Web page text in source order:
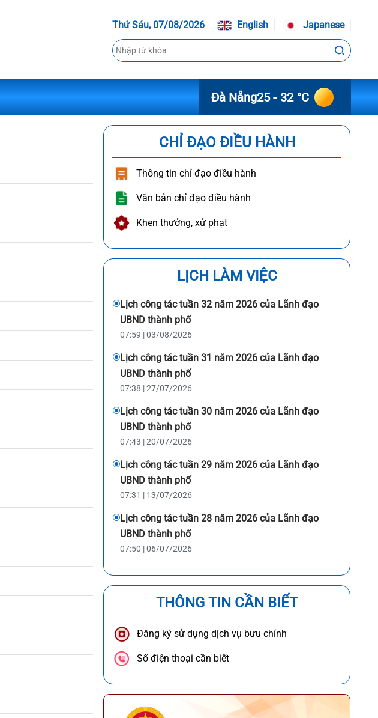
Thứ Sáu, 07/08/2026 English Japanese
Đà Nẵng25 - 32 °C
CHỈ ĐẠO ĐIỀU HÀNH
Thông tin chỉ đạo điều hành
Văn bản chỉ đạo điều hành
Khen thưởng, xử phạt
LỊCH LÀM VIỆC
Lịch công tác tuần 32 năm 2026 của Lãnh đạo
UBND thành phố
07:59 | 03/08/2026
Lịch công tác tuần 31 năm 2026 của Lãnh đạo
UBND thành phố
07:38 | 27/07/2026
Lịch công tác tuần 30 năm 2026 của Lãnh đạo
UBND thành phố
07:43 | 20/07/2026
Lịch công tác tuần 29 năm 2026 của Lãnh đạo
UBND thành phố
07:31 | 13/07/2026
Lịch công tác tuần 28 năm 2026 của Lãnh đạo
UBND thành phố
07:50 | 06/07/2026
THÔNG TIN CẦN BIẾT
Đăng ký sử dụng dịch vụ bưu chính
Số điện thoại cần biết